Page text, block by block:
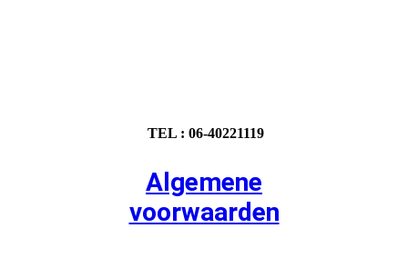
TEL : 06-40221119
Algemene
voorwaarden